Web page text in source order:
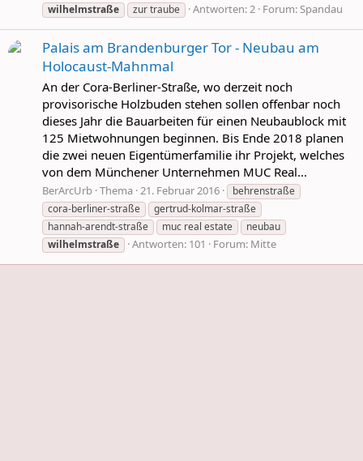
wilhelmstraße
zur traube Antworten: 2 Forum:Spandau
Palais am Brandenburger Tor - Neubau am
Holocaust-Mahnmal
An der Cora-Berliner-Straße, wo derzeit noch
provisorische Holzbuden stehen sollen offenbar noch
dieses Jahr die Bauarbeiten für einen Neubaublock mit
125 Mietwohnungen beginnen. Bis Ende 2018 planen
die zwei neuen Eigentümerfamilie ihr Projekt, welches
von dem Münchener Unternehmen MUC Real...
BerArcUrb Thema 21. Februar 2016
behrenstraße
cora-berliner-straße
gertrud-kolmar-straße
hannah-arendt-straße
muc real estate
neubau
wilhelmstraße
Antworten: 101 Forum: Mitte